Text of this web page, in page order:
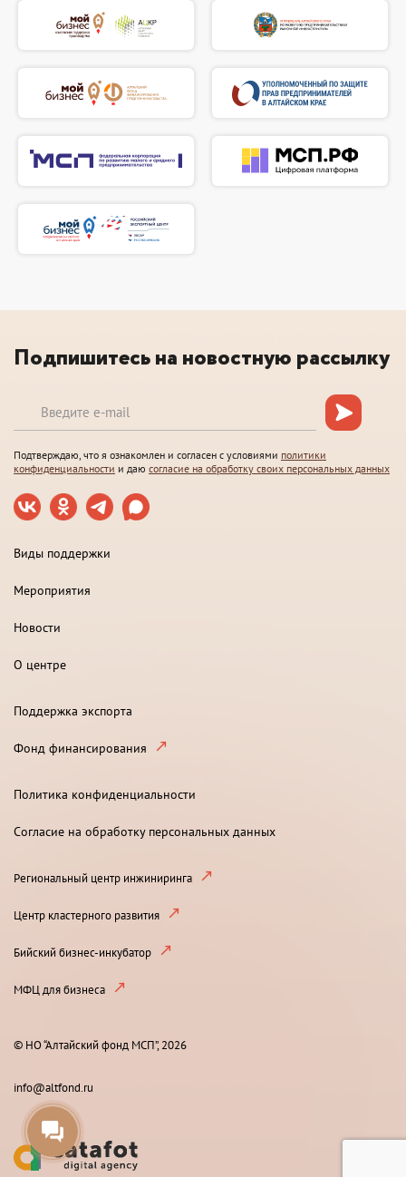
Подпишитесь на новостную рассылку
Подтверждаю, что я ознакомлен и согласен с условиями политики
конфиденциальности и даю согласие на обработку своих персональных данных
Виды поддержки
Мероприятия
Новости
О центре
Поддержка экспорта
Фонд финансирования
Политика конфиденциальности
Согласие на обработку персональных данных
Региональный центр инжиниринга
Центр кластерного развития
Бийский бизнес-инкубатор
МФЦ для бизнеса
© НО “Алтайский фонд МСП”, 2026
info@altfond.ru